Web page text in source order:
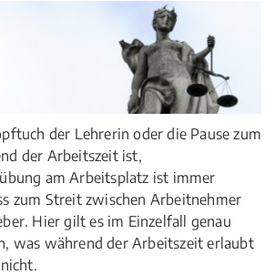
der Lehrerin oder die Pause zum
der Arbeitszeit ist,
am Arbeitsplatz ist immer
zum Streit zwischen Arbeitnehmer
Hier gilt es im Einzelfall genau
was während der Arbeitszeit erlaubt